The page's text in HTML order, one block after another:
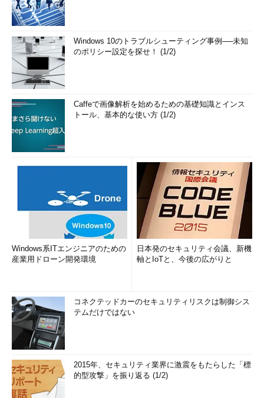
Windows 10のトラブルシューティング事例──未知
のポリシー設定を探せ！ (1/2)
Caffeで画像解析を始めるための基礎知識とインス
トール、基本的な使い方 (1/2)
Windows系ITエンジニアのための
産業用ドローン開発環境
日本発のセキュリティ会議、新機
軸とIoTと、今後の広がりと
コネクテッドカーのセキュリティリスクは制御シス
テムだけではない
2015年、セキュリティ業界に激震をもたらした「標
的型攻撃」を振り返る (1/2)